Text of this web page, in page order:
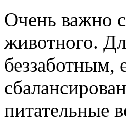
Очень важно
животного.
беззаботным,
питательные